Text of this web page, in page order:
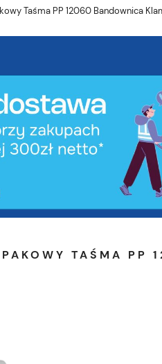
Taśma PP 12060 Bandownica
PAKOWY TAŚMA PP